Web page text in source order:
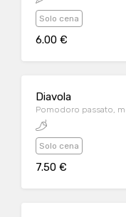
Solo cena
6.00 €
Diavola
Pomodoro passato,
Solo cena
7.50 €